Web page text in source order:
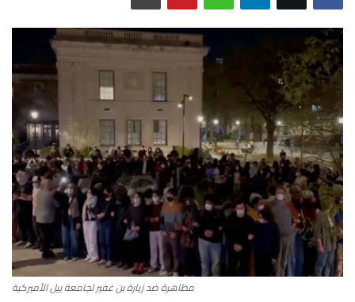
تكنولوجيا وعلوم
صحة ولياقة
أطباق من المطابخ العربية
سياحة وسفر
منوعات عامة
جاليري الفن التشكيلي
من نحن
مظاهرة ضد زيارة بن غفير لجامعة ييل الأميركية